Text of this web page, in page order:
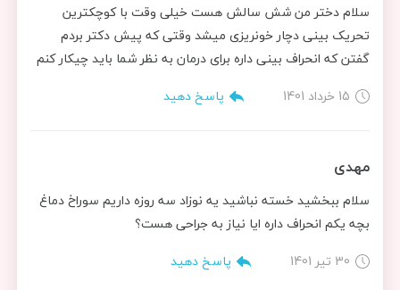
سلام دختر من شش سالش هست خیلی وقت با کوچکترین
تحریک بینی دچار خونریزی میشد وقتی که پیش دکتر بردم
گفتن که انحراف بینی داره برای درمان به نظر شما باید چیکار کنم
15 خرداد 1401
پاسخ دهید
مهدی
سلام ببخشید خسته نباشید یه نوزاد سه روزه داریم سوراخ دماغ
بچه یکم انحراف داره ایا نیاز به جراحی هست؟
30 تیر 1401
پاسخ دهید